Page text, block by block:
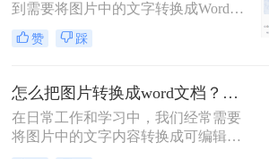
到需要将图片中的文字转换成Word文
档并进行编辑的情况。无论是为了保
存资料、修改内容，还是为了更高效
要。那么如何将图片转换成word文档
并编辑呢？本文将介绍两种常用的方
法来实现这一目标。
赞 踩
怎么把图片转换成word文档？分享二种实用方法！
在日常工作和学习中，我们经常需要
将图片中的文字内容转换成可编辑的
Word文档。这一需求在扫描文档、截